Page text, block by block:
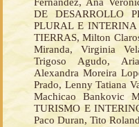
DE DESARROLLO
PLURAL E
TIERRAS, Milton
Miranda, Virginia
Trigoso Agudo,
Alexandra Moreira
Prado, Lenny Tatiana
Machicao Bankovic
TURISMO E
Paco Duran, Tito